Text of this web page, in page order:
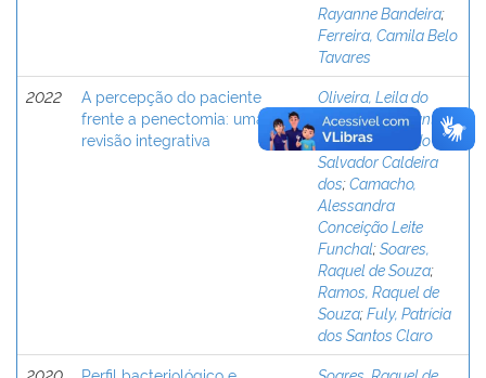
Rayanne Bandeira;
Ferreira, Camila Belo
Tavares
2022
A percepção do paciente
frente a penectomia: uma
revisão integrativa
Oliveira, Leila do
Nascimento;Santos,
Mauro Leonardo
Salvador Caldeira
dos;Camacho,
Alessandra
Conceição Leite
Funchal;Soares,
Raquel de Souza;
Ramos, Raquel de
Souza;Fuly, Patrícia
dos Santos Claro